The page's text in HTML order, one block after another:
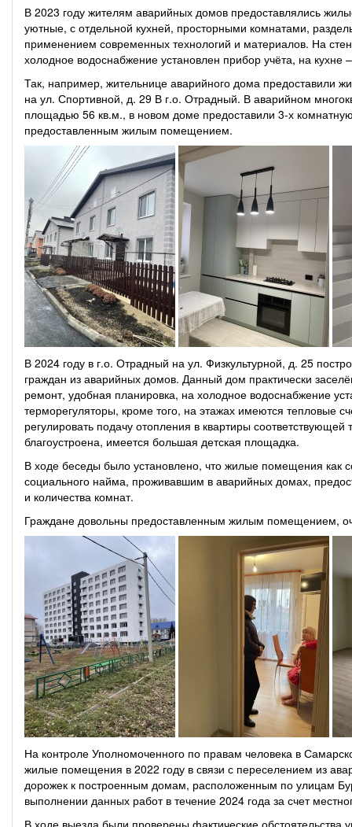
В 2023 году жителям аварийных домов предоставлялись
уютные, с отдельной кухней, просторными комнатами,
применением современных технологий и материалов. На
холодное водоснабжение установлен прибор учёта, на кухне
Так, например, жительнице аварийного дома предоставили
на ул. Спортивной, д. 29 В г.о. Отрадный. В аварийном
площадью 56 кв.м., в новом доме предоставили 3-х
предоставленным жилым помещением.
В 2024 году в г.о. Отрадный на ул. Физкультурной, д. 25
граждан из аварийных домов. Данный дом практически
ремонт, удобная планировка, на холодное водоснабжение
терморегуляторы, кроме того, на этажах имеются тепловые
регулировать подачу отопления в квартиры
благоустроена, имеется большая детская площадка.
В ходе беседы было установлено, что жилые помещения
социального найма, проживавшим в аварийных домах,
и количества комнат.
Граждане довольны предоставленным жилым помещением,
На контроле Уполномоченного по правам человека в
жилые помещения в 2022 году в связи с переселением из
дорожек к построенным домам, расположенным по улицам
выполнении данных работ в течение 2024 года за счет
В ходе выезда были проверены фактические обстоятельства